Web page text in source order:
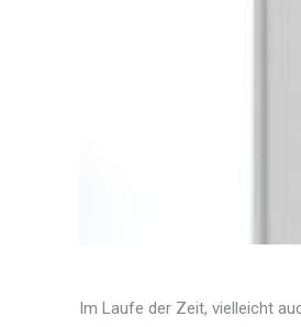
Im Laufe der Zeit, vielleicht